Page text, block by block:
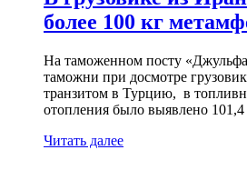
более 100 кг
На таможенном посту
таможни при досмотре
транзитом в Турцию, в
отопления было выявлено
Читать далее